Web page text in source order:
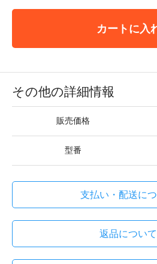
カートに入
その他の詳細情報
販売価格
型番
支払い・配送に
返品について